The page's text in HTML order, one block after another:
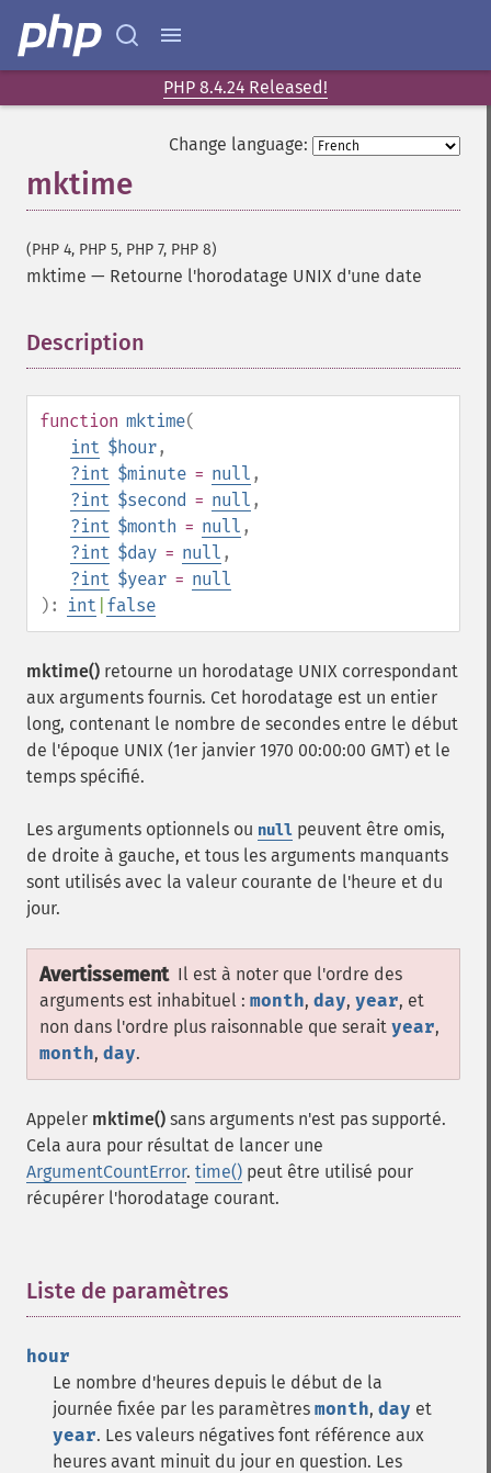
PHP 8.4.24 Released!
Change language:
mktime
(PHP 4, PHP 5, PHP 7, PHP 8)
mktime — Retourne l'horodatage UNIX d'une date
Description
function mktime(
int $hour,
?int $minute = null ,
?int $second = null ,
?int $month = null ,
?int $day = null ,
?int $year = null
):
int false
mktime() retourne un horodatage UNIX correspondant
aux arguments fournis. Cet horodatage est un entier
long, contenant le nombre de secondes entre le début
de l'époque UNIX (1er janvier 1970 00:00:00 GMT) et le
temps spécifié.
Les arguments optionnels ou null peuvent être omis,
de droite à gauche, et tous les arguments manquants
sont utilisés avec la valeur courante de l'heure et du
jour.
Avertissement Il est à noter que l'ordre des
arguments est inhabituel : month, day, year, et
non dans l'ordre plus raisonnable que serait year,
month, day.
Appeler mktime() sans arguments n'est pas supporté.
Cela aura pour résultat de lancer une
ArgumentCountError. time() peut être utilisé pour
récupérer l'horodatage courant.
Liste de paramètres
hour
Le nombre d'heures depuis le début de la
journée fixée par les paramètres month, day et
year. Les valeurs négatives font référence aux
heures avant minuit du jour en question. Les